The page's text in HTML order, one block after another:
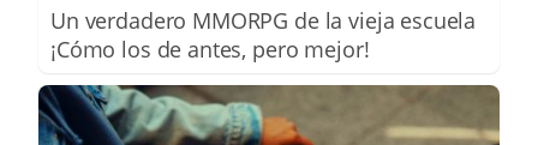
Un verdadero MMORPG de la vieja escuela
¡Cómo los de antes, pero mejor!